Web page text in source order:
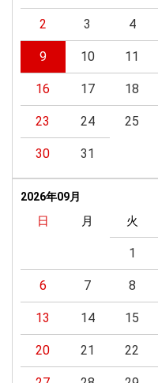
2 3 4
9 10 11
16 17 18
23 24 25
30 31
2026年09月
日 月 火
1
6 7 8
13 14 15
20 21 22